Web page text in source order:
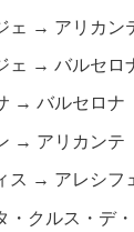
ェ → アリカン
ェ → バルセロ
→ バルセロナ
→ アリカンテ
ス → アレシフ
・クルス・デ